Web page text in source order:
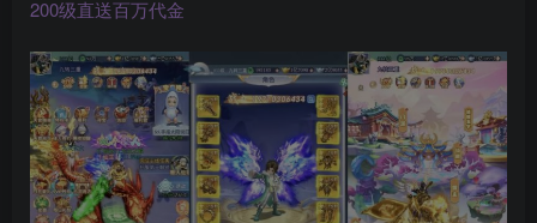
200级直送百万代金